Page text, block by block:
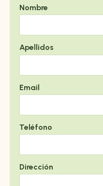
Nombre
Apellidos
Email
Teléfono
Dirección